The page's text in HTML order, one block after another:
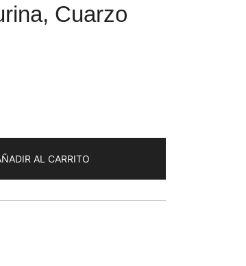
Cuarzo
AL CARRITO